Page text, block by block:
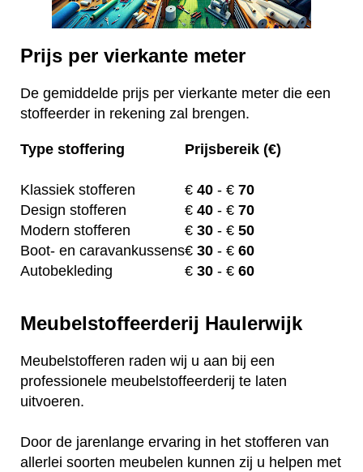
Prijs per vierkante meter
De gemiddelde prijs per vierkante meter die een
stoffeerder in rekening zal brengen.
Type stoffering Prijsbereik (€)
Klassiek stofferen € 40 - € 70
Design stofferen
€ 40 - € 70
Modern stofferen
€ 30 - € 50
Boot- en caravankussens€ 30 - € 60
Autobekleding
€ 30 - € 60
Meubelstoffeerderij Haulerwijk
Meubelstofferen raden wij u aan bij een
professionele meubelstoffeerderij te laten
uitvoeren.
Door de jarenlange ervaring in het stofferen van
allerlei soorten meubelen kunnen zij u helpen met